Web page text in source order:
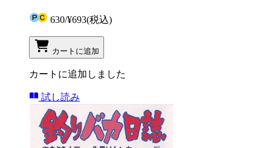
630/¥693(税込)
カートに追加
カートに追加しました
試し読み